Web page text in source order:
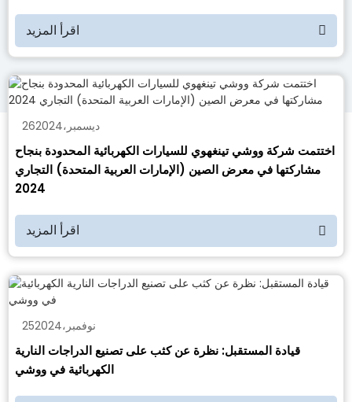
اقرأ المزيد
26 ديسمبر ،2024
اختتمت شركة ووشي تينغهوي للسيارات الكهربائية المحدودة بنجاح
مشاركتها في معرض الصين (الإمارات العربية المتحدة) التجاري
2024
اقرأ المزيد
25 نوفمبر ،2024
قيادة المستقبل: نظرة عن كثب على تصنيع الدراجات النارية
الكهربائية في ووشي